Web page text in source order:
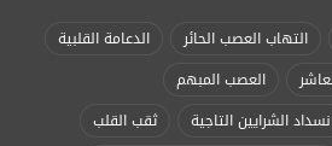
التهاب العصب الحائر
الدعامة القلبية
العصب المبهم
الشرايين التاجية
ثقب القلب